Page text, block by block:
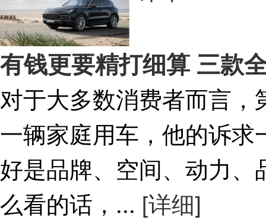
有钱更要精打细算 三款
对于大多数消费者而言
一辆家庭用车，他的诉
好是品牌、空间、动力
么看的话，... [详细]